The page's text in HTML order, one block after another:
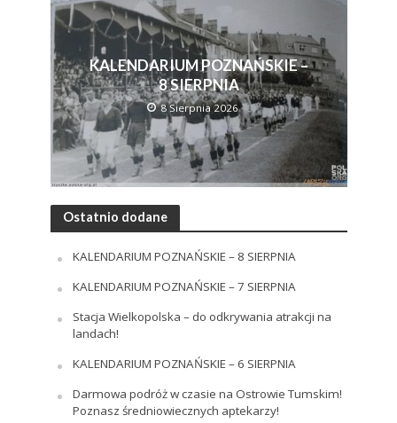
KALENDARIUM POZNAŃSKIE –
8 SIERPNIA
8 Sierpnia 2026
Ostatnio dodane
KALENDARIUM POZNAŃSKIE – 8 SIERPNIA
KALENDARIUM POZNAŃSKIE – 7 SIERPNIA
Stacja Wielkopolska – do odkrywania atrakcji na
landach!
KALENDARIUM POZNAŃSKIE – 6 SIERPNIA
Darmowa podróż w czasie na Ostrowie Tumskim!
Poznasz średniowiecznych aptekarzy!